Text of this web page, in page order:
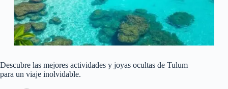
Descubre las mejores actividades y joyas ocultas de Tulum
para un viaje inolvidable.